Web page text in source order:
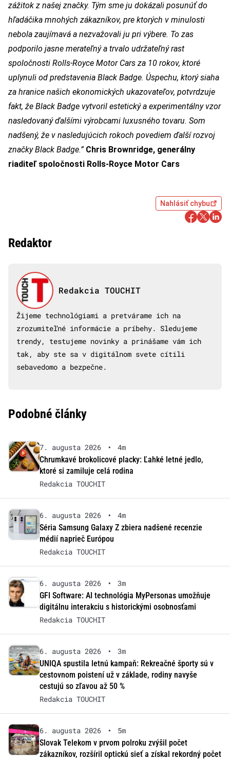
zážitok z našej značky. Tým sme ju dokázali posunúť do
hľadáčika mnohých zákazníkov, pre ktorých v minulosti
nebola zaujímavá a nezvažovali ju pri výbere. To zas
podporilo jasne merateľný a trvalo udržateľný rast
spoločnosti Rolls-Royce Motor Cars za 10 rokov, ktoré
uplynuli od predstavenia Black Badge. Úspechu, ktorý siaha
za hranice našich ekonomických ukazovateľov, potvrdzuje
fakt, že Black Badge vytvoril estetický a experimentálny vzor
nasledovaný ďalšími výrobcami luxusného tovaru. Som
nadšený, že v nasledujúcich rokoch povediem ďalší rozvoj
značky Black Badge.” Chris Brownridge, generálny
riaditeľ spoločnosti Rolls-Royce Motor Cars
Nahlásiť chybu
Redaktor
Redakcia TOUCHIT
Žijeme technológiami a pretvárame ich na
zrozumiteľné informácie a príbehy. Sledujeme
trendy, testujeme novinky a prinášame vám ich
tak, aby ste sa v digitálnom svete cítili
sebavedomo a bezpečne.
Podobné články
7. augusta 2026 •
4m
Chrumkavé brokolicové placky: Ľahké letné jedlo,
ktoré si zamiluje celá rodina
Redakcia TOUCHIT
6. augusta 2026 •
4m
Séria Samsung Galaxy Z zbiera nadšené recenzie
médií naprieč Európou
Redakcia TOUCHIT
6. augusta 2026 •
3m
GFI Software: AI technológia MyPersonas umožňuje
digitálnu interakciu s historickými osobnosťami
Redakcia TOUCHIT
6. augusta 2026 •
3m
UNIQA spustila letnú kampaň: Rekreačné športy sú v
cestovnom poistení už v základe, rodiny navyše
cestujú so zľavou až 50 %
Redakcia TOUCHIT
6. augusta 2026 •
5m
Slovak Telekom v prvom polroku zvýšil počet
zákazníkov, rozšíril optickú sieť a získal rekordný počet